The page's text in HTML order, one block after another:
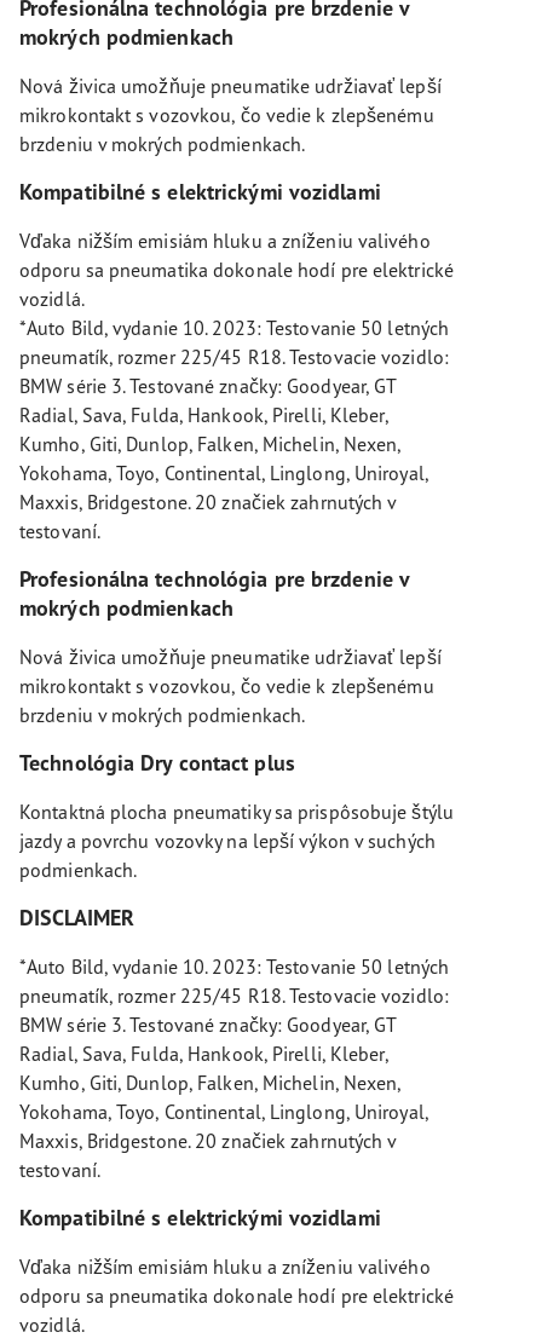
Profesionálna technológia pre brzdenie v
mokrých podmienkach
Nová živica umožňuje pneumatike udržiavať lepší
mikrokontakt s vozovkou, čo vedie k zlepšenému
brzdeniu v mokrých podmienkach.
Kompatibilné s elektrickými vozidlami
Vďaka nižším emisiám hluku a zníženiu valivého
odporu sa pneumatika dokonale hodí pre elektrické
vozidlá.
*Auto Bild, vydanie 10. 2023: Testovanie 50 letných
pneumatík, rozmer 225/45 R18. Testovacie vozidlo:
BMW série 3. Testované značky: Goodyear, GT
Radial, Sava, Fulda, Hankook, Pirelli, Kleber,
Kumho, Giti, Dunlop, Falken, Michelin, Nexen,
Yokohama, Toyo, Continental, Linglong, Uniroyal,
Maxxis, Bridgestone. 20 značiek zahrnutých v
testovaní.
Profesionálna technológia pre brzdenie v
mokrých podmienkach
Nová živica umožňuje pneumatike udržiavať lepší
mikrokontakt s vozovkou, čo vedie k zlepšenému
brzdeniu v mokrých podmienkach.
Technológia Dry contact plus
Kontaktná plocha pneumatiky sa prispôsobuje štýlu
jazdy a povrchu vozovky na lepší výkon v suchých
podmienkach.
DISCLAIMER
*Auto Bild, vydanie 10. 2023: Testovanie 50 letných
pneumatík, rozmer 225/45 R18. Testovacie vozidlo:
BMW série 3. Testované značky: Goodyear, GT
Radial, Sava, Fulda, Hankook, Pirelli, Kleber,
Kumho, Giti, Dunlop, Falken, Michelin, Nexen,
Yokohama, Toyo, Continental, Linglong, Uniroyal,
Maxxis, Bridgestone. 20 značiek zahrnutých v
testovaní.
Kompatibilné s elektrickými vozidlami
Vďaka nižším emisiám hluku a zníženiu valivého
odporu sa pneumatika dokonale hodí pre elektrické
vozidlá.